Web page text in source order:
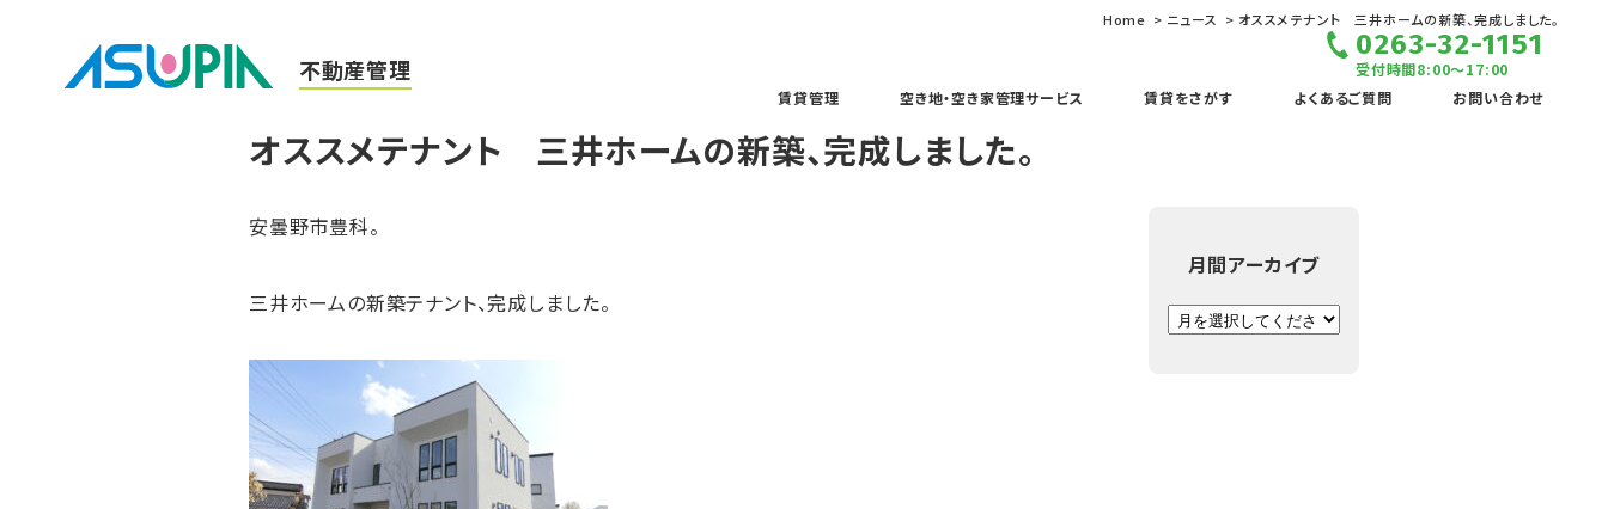
不動産管理
賃貸管理 空き地・空き家管理サービス 賃貸をさがす よくあるご質問 お問い合わせ
0263-32-1151
受付時間8:00～17:00
Home ニュース オススメテナント 三井ホームの新築、完成しました。
オススメテナント 三井ホームの新築、完成しました。
安曇野市豊科。
三井ホームの新築テナント、完成しました。
月間アーカイブ